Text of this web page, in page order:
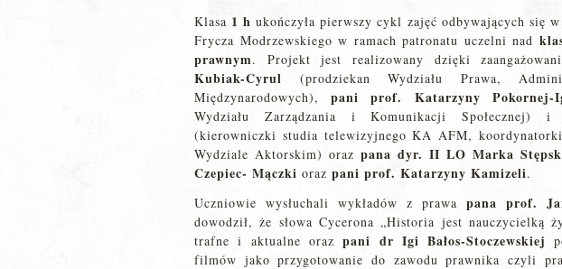
Klasa 1 h ukończyła pierwszy cykl zajęć odbywających się
Frycza Modrzewskiego w ramach patronatu uczelni nad
prawnym. Projekt jest realizowany dzięki
Kubiak-Cyrul (prodziekan Wydziału Prawa,
Międzynarodowych),pani prof. Katarzyny Pokornej-
Wydziału Zarządzania i Komunikacji Społecznej) i
(kierowniczki studia telewizyjnego KA AFM,
Wydziale Aktorskim) oraz pana dyr. II LO Marka
Czepiec- Mączki oraz pani prof. Katarzyny Kamizeli.
Uczniowie wysłuchali wykładów z prawa pana prof.
dowodził, że słowa Cycerona „Historia jest nauczycielką
trafne i aktualne orazpani dr Igi Bałos-Stoczewskiej
filmów jako przygotowanie do zawodu prawnika czyli